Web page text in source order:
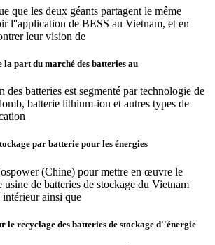
que les deux géants partagent le même
l''application de BESS au Vietnam, et en
leur vision de
la part du marché des batteries au
des batteries est segmenté par technologie de
batterie lithium-ion et autres types de
par batterie pour les énergies
(Chine) pour mettre en œuvre le
de batteries de stockage du Vietnam
ainsi que
le recyclage des batteries de stockage d''énergie